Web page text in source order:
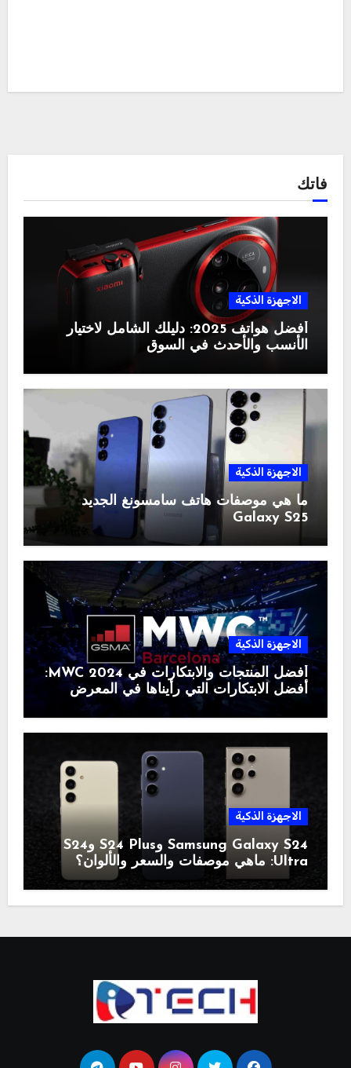
فاتك
الاجهزة الذكية
أفضل هواتف 2025: دليلك الشامل لاختيار
الأنسب والأحدث في السوق
الاجهزة الذكية
ما هي موصفات هاتف سامسونغ الجديد
Galaxy S25
الاجهزة الذكية
أفضل المنتجات والابتكارات في MWC 2024:
أفضل الابتكارات التي رأيناها في المعرض
الاجهزة الذكية
Samsung Galaxy S24 وS24 Plus وS24
Ultra: ماهي موصفات والسعر والألوان؟